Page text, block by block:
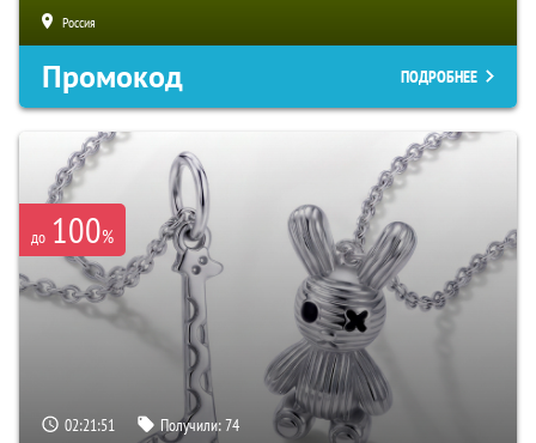
Россия
Промокод ПОДРОБНЕЕ
до 100%
02:21:50 Получили:74